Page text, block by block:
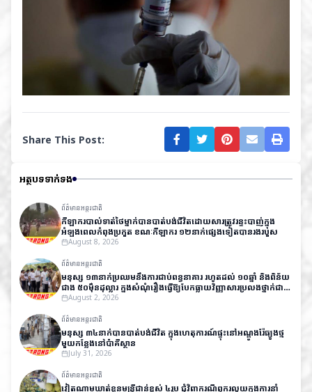
Share This Post:
អត្ថបទទាក់ទង
ព័ត៌មានអន្តរជាតិ
កីឡាករបាល់ទាត់ថៃម្នាក់បានបាត់បង់ជីវិតដោយសារត្រូវរន្ទះបាញ់ក្នុង
អំឡុងពេលកំពុងប្រកួត ខណៈកីឡាករ ១២នាក់ផ្សេងទៀតបានរងរបួស
August 8, 2026
ព័ត៌មានអន្តរជាតិ
មនុស្ស ១៣នាក់ប្រឈមនឹងការជាប់ពន្ធនាគារ រហូតដល់ ១០ឆ្នាំ និងពិន័យ
ជាង ៥០ម៉ឺនដុល្លារ ក្នុងសំណុំរឿងធ្វើឱ្យបែកធ្លាយវិញ្ញាសារប្រលងថ្នាក់ជាតិ
នៅឥណ្ឌា
August 2, 2026
ព័ត៌មានអន្តរជាតិ
មនុស្ស ៣៤នាក់បានបាត់បង់ជីវិត ក្នុងហេតុការណ៍ផ្ទុះនៅអណ្តូងរ៉ែធ្យូងថ្ម
មួយកន្លែងនៅប៉ាគីស្ថាន
July 31, 2026
ព័ត៌មានអន្តរជាតិ
វៀតណាមឃាត់ខ្លួនមន្ត្រីជាន់ខ្ពស់ ៤រូប ជុំវិញករណីពុករលួយក្នុងការនាំ